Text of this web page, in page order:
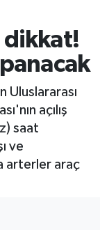
dikkat!
Uluslararası
açılış
saat
ve
arterler araç